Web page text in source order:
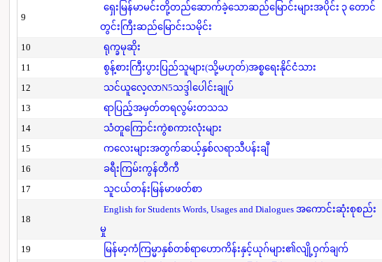
9
ရှေးမြန်မာမင်းတို့တည်ဆောက်ခဲ့သောဆည်မြောင်းများအပိုင်း ၃ တောင်
တွင်းကြီးဆည်မြောင်းသမိုင်း
10 ရုက္ခမုဆိုး
11
စွန့်စားကြီးပွားပြည်သူများ(သို့မဟုတ်)အစ္စရေးနိုင်ငံသား
12
သင်ယူလေ့လာN5သဒ္ဒါပေါင်းချုပ်
13
ရာပြည့်အမှတ်တရလွမ်းတသသ
14
သံတူကြောင်းကွဲစကားလုံးများ
15
ကလေးများအတွက်ဆယ့်နှစ်လရာသီပန်းချီ
16
ခရီးကြမ်းကွန်တီကီ
17
သူငယ်တန်းမြန်မာဖတ်စာ
18
English for Students Words, Usages and Dialogues အကောင်းဆုံးစုစည်း
မှု
19 မြန်မာ့ကံကြမ္မာနှစ်တစ်ရာဟောကိန်းနှင့်ယုဂ်များ၏လျို့ဝှက်ချက်